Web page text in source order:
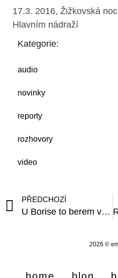
17.3. 2016, Žižkovská
Hlavním nádraží
Kategorie:
audio
novinky
reporty
rozhovory
video
PŘEDCHOZÍ
U Borise to berem velkoryse
2026 ©